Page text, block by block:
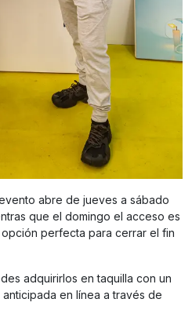
evento abre de jueves a sábado
que el domingo el acceso es
opción perfecta para cerrar el fin
adquirirlos en taquilla con un
en línea a través de